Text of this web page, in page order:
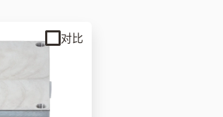
对比